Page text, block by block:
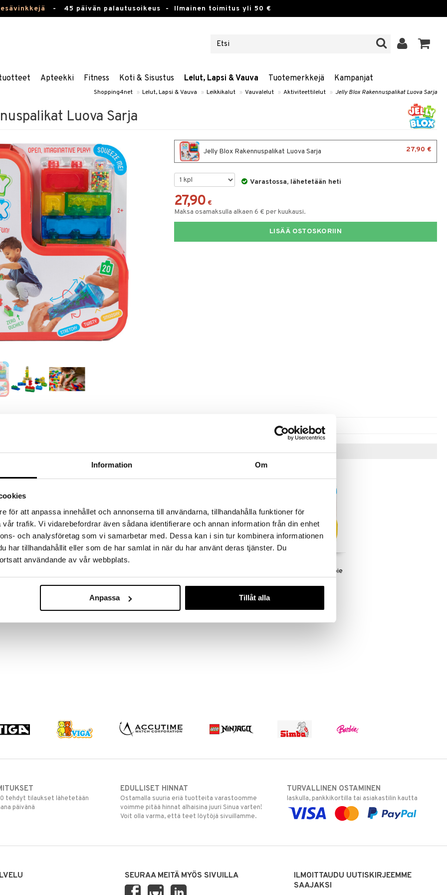
Information Om
för att anpassa innehållet och annonserna till användarna, tillhandahålla funktioner för
trafik. Vi vidarebefordrar även sådana identifierare och annan information från din enhet
och analysföretag som vi samarbetar med. Dessa kan i sin tur kombinera informationen
har tillhandahållit eller som de har samlat in när du har använt deras tjänster. Du
användande av vår webbplats.
Anpassa Tillåt alla
- 45 päivän palautusoikeus - Ilmainen toimitus yli 50 €
Apteekki Fitness Koti & Sisustus Lelut, Lapsi & Vauva Tuotemerkkejä Kampanjat
Shopping4net » Lelut, Lapsi & Vauva » Leikkikalut » Vauvalelut » Aktiviteettilelut » Jelly Blox Rakennuspalikat Luova Sarja
Luova Sarja
Jelly Blox Rakennuspalikat Luova Sarja 27,90 €
Varastossa, lähetetään heti
27,90 €
Maksa osamaksulla alkaen 6 € per kuukausi.
LISÄÄ OSTOSKORIIN
löydöt kotiin!
tehdä löytöjä suuresta ALEstamme. Juuri
suuren valikoiman jännittäviä tuotteita
31.8.2026 asti mutta ole nopea -
voivat päästä loppumaan!
ale-löydöt »
heiluvia rakennelmia.
mukaan lukien erikoispalat, joissa on hiekkaa,
Vinkkejä sinulle
JELLY BLOX
Rakennuspalikat Newbie
Kit
JELLY BLOX
22,90
tehdyt tilaukset lähetetään
päivänä
EDULLISET HINNAT
Ostamalla suuria eriä tuotteita varastoomme
voimme pitää hinnat alhaisina juuri Sinua varten!
Voit olla varma, että teet löytöjä sivuillamme.
TURVALLINEN OSTAMINEN
laskulla, pankkikortilla tai asiakastilin kautta
SEURAA MEITÄ MYÖS SIVUILLA
ILMOITTAUDU UUTISKIRJEEMME
SAAJAKSI